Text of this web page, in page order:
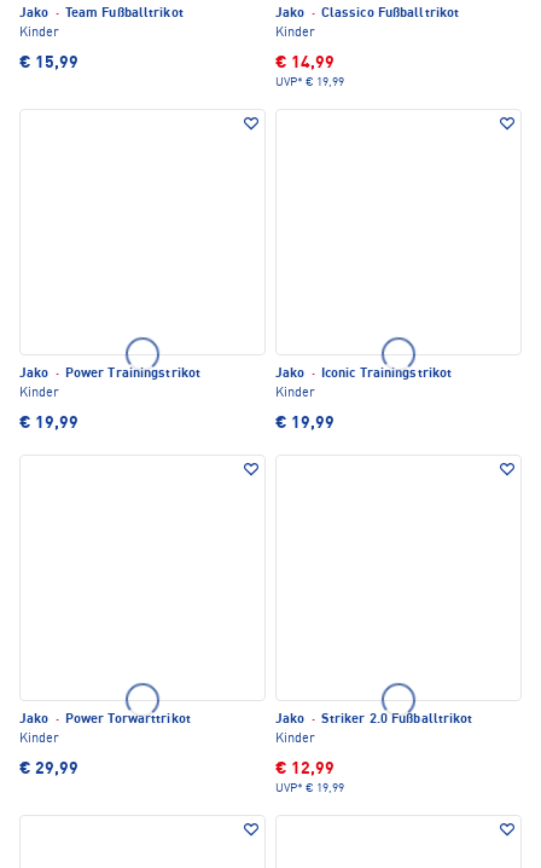
Jako ·
Team Fußballtrikot
Kinder
€ 15,99
Jako · Classico Fußballtrikot
Kinder
€ 14,99
UVP* € 19,99
Jako · Power Trainingstrikot
Kinder
€ 19,99
Jako · Iconic Trainingstrikot
Kinder
€ 19,99
Jako · Power Torwarttrikot
Kinder
€ 29,99
Jako · Striker 2.0 Fußballtrikot
Kinder
€ 12,99
UVP* € 19,99